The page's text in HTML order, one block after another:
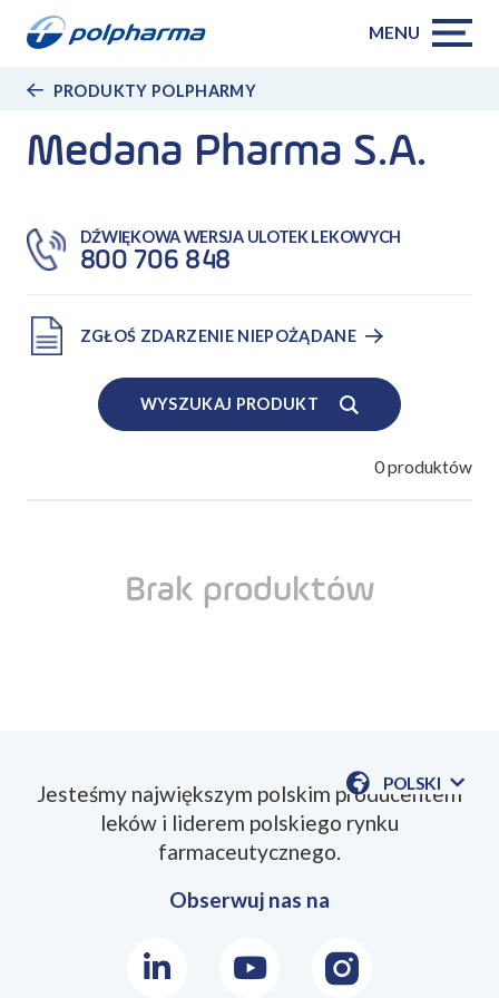
MENU
PRODUKTY POLPHARMY
Medana Pharma S.A.
DŹWIĘKOWA WERSJA ULOTEK LEKOWYCH
800 706 848
ZGŁOŚ ZDARZENIE NIEPOŻĄDANE
WYSZUKAJ PRODUKT
0produktów
Brak produktów
POLSKI
POKAŻ
Jesteśmy największym polskim producentem
leków i liderem polskiego rynku
farmaceutycznego.
Obserwuj nas na
LinkedInYoutubeInstagram